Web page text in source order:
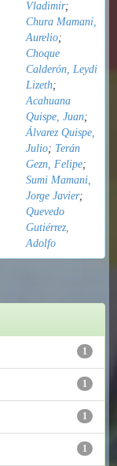
Vladimir;
Chura Mamani,
Aurelio;
Choque
Calderón, Leydi
Lizeth;
Acahuana
Quispe, Juan;
Álvarez Quispe,
Julio; Terán
Gezn, Felipe;
Sumi Mamani,
Jorge Javier;
Quevedo
Gutiérrez,
Adolfo
1
1
1
1